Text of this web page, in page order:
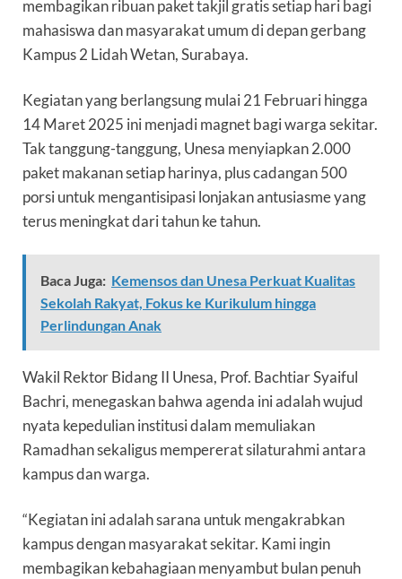
membagikan ribuan paket takjil gratis setiap hari bagi
mahasiswa dan masyarakat umum di depan gerbang
Kampus 2 Lidah Wetan, Surabaya.
Kegiatan yang berlangsung mulai 21 Februari hingga
14 Maret 2025 ini menjadi magnet bagi warga sekitar.
Tak tanggung-tanggung, Unesa menyiapkan2.000
paket makanansetiap harinya, plus cadangan 500
porsi untuk mengantisipasi lonjakan antusiasme yang
terus meningkat dari tahun ke tahun.
Baca Juga: Kemensos dan Unesa Perkuat Kualitas
Sekolah Rakyat, Fokus ke Kurikulum hingga
Perlindungan Anak
Wakil Rektor Bidang II Unesa, Prof. Bachtiar Syaiful
Bachri, menegaskan bahwa agenda ini adalah wujud
nyata kepedulian institusi dalam memuliakan
Ramadhan sekaligus mempererat silaturahmi antara
kampus dan warga.
“Kegiatan ini adalah sarana untuk mengakrabkan
kampus dengan masyarakat sekitar. Kami ingin
membagikan kebahagiaan menyambut bulan penuh